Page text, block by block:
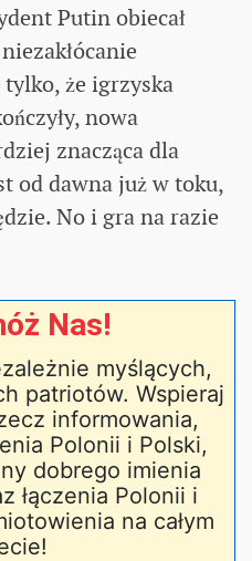
Putin obiecał
że igrzyska
nowa
znacząca dla
od dawna już w toku,
No i gra na razie
Nas!
myślących,
patriotów. Wspieraj
informowania,
Polonii i Polski,
dobrego imienia
łączenia Polonii i
na całym